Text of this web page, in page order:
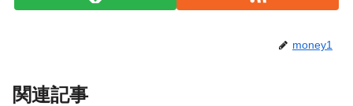
money1
関連記事